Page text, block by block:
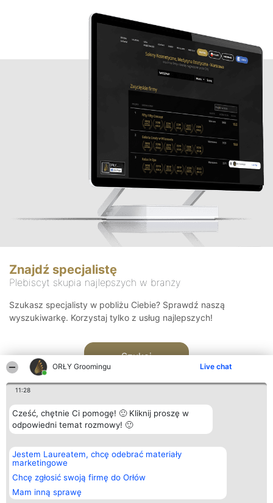
ORŁY Groomingu Live chat
11:28
Cześć, chętnie Ci pomogę! 🙂 Kliknij proszę w
odpowiedni temat rozmowy! 🙂
Jestem Laureatem, chcę odebrać materiały
marketingowe
Chcę zgłosić swoją firmę do Orłów
Mam inną sprawę
Znajdź specjalistę
Plebiscyt skupia najlepszych w branży
Szukasz specjalisty w pobliżu Ciebie? Sprawdź naszą
wyszukiwarkę. Korzystaj tylko z usług najlepszych!
Szukaj
Organizator plebiscytu
Bright Side Solutions sp. z o.
o. sp. k.
ul. Ruska 22
Wrocław 50-079
KRS 0000749100 | Regon
381313360 | NIP 8943132676
Plebiscyt
Laureaci
wszystkich
Laureatów
Regulamin
Kontakt
Kontakt